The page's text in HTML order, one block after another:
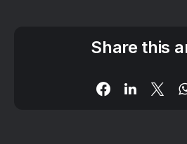
Share this